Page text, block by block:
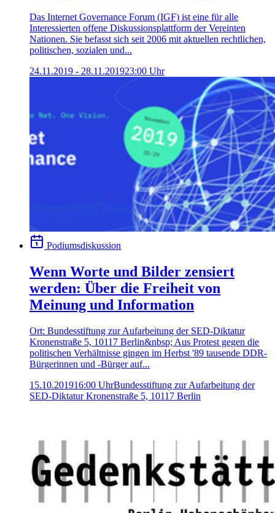
Das Internet Governance Forum (IGF) ist eine für alle
Interessierten offene Diskussionsplattform der Vereinten
Nationen. Sie befasst sich seit 2006 mit aktuellen rechtlichen,
politischen, sozialen und...
24.11.2019 - 28.11.201923:00 Uhr
Podiumsdiskussion
Wenn Worte und Bilder zensiert
werden: Über die Freiheit von
Meinung und Information
Ort: Bundesstiftung zur Aufarbeitung der SED-Diktatur
Kronenstraße 5, 10117 Berlin&nbsp; Aus Protest gegen die
politischen Verhältnisse gingen im Herbst '89 tausende DDR-
Bürgerinnen und -Bürger auf...
15.10.201916:00 UhrBundesstiftung zur Aufarbeitung der
SED-Diktatur Kronenstraße 5, 10117 Berlin